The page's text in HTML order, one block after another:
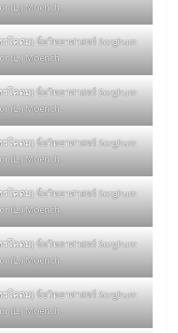
(L.) Moench.
รโคดม)ชื่อวิทยาศาสตร์ Sorghum
(L.) Moench.
รโคดม)ชื่อวิทยาศาสตร์ Sorghum
(L.) Moench.
รโคดม)ชื่อวิทยาศาสตร์ Sorghum
(L.) Moench.
รโคดม)ชื่อวิทยาศาสตร์ Sorghum
(L.) Moench.
รโคดม)ชื่อวิทยาศาสตร์ Sorghum
(L.) Moench.
รโคดม)ชื่อวิทยาศาสตร์ Sorghum
(L.) Moench.